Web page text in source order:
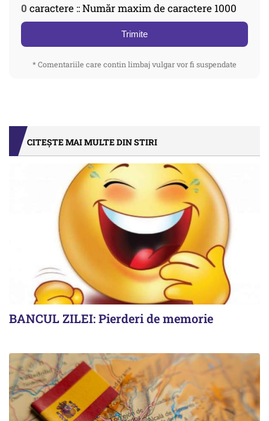
0 caractere :: Număr maxim de caractere 1000
Trimite
* Comentariile care contin limbaj vulgar vor fi suspendate
CITEȘTE MAI MULTE DIN STIRI
BANCUL ZILEI: Pierderi de memorie